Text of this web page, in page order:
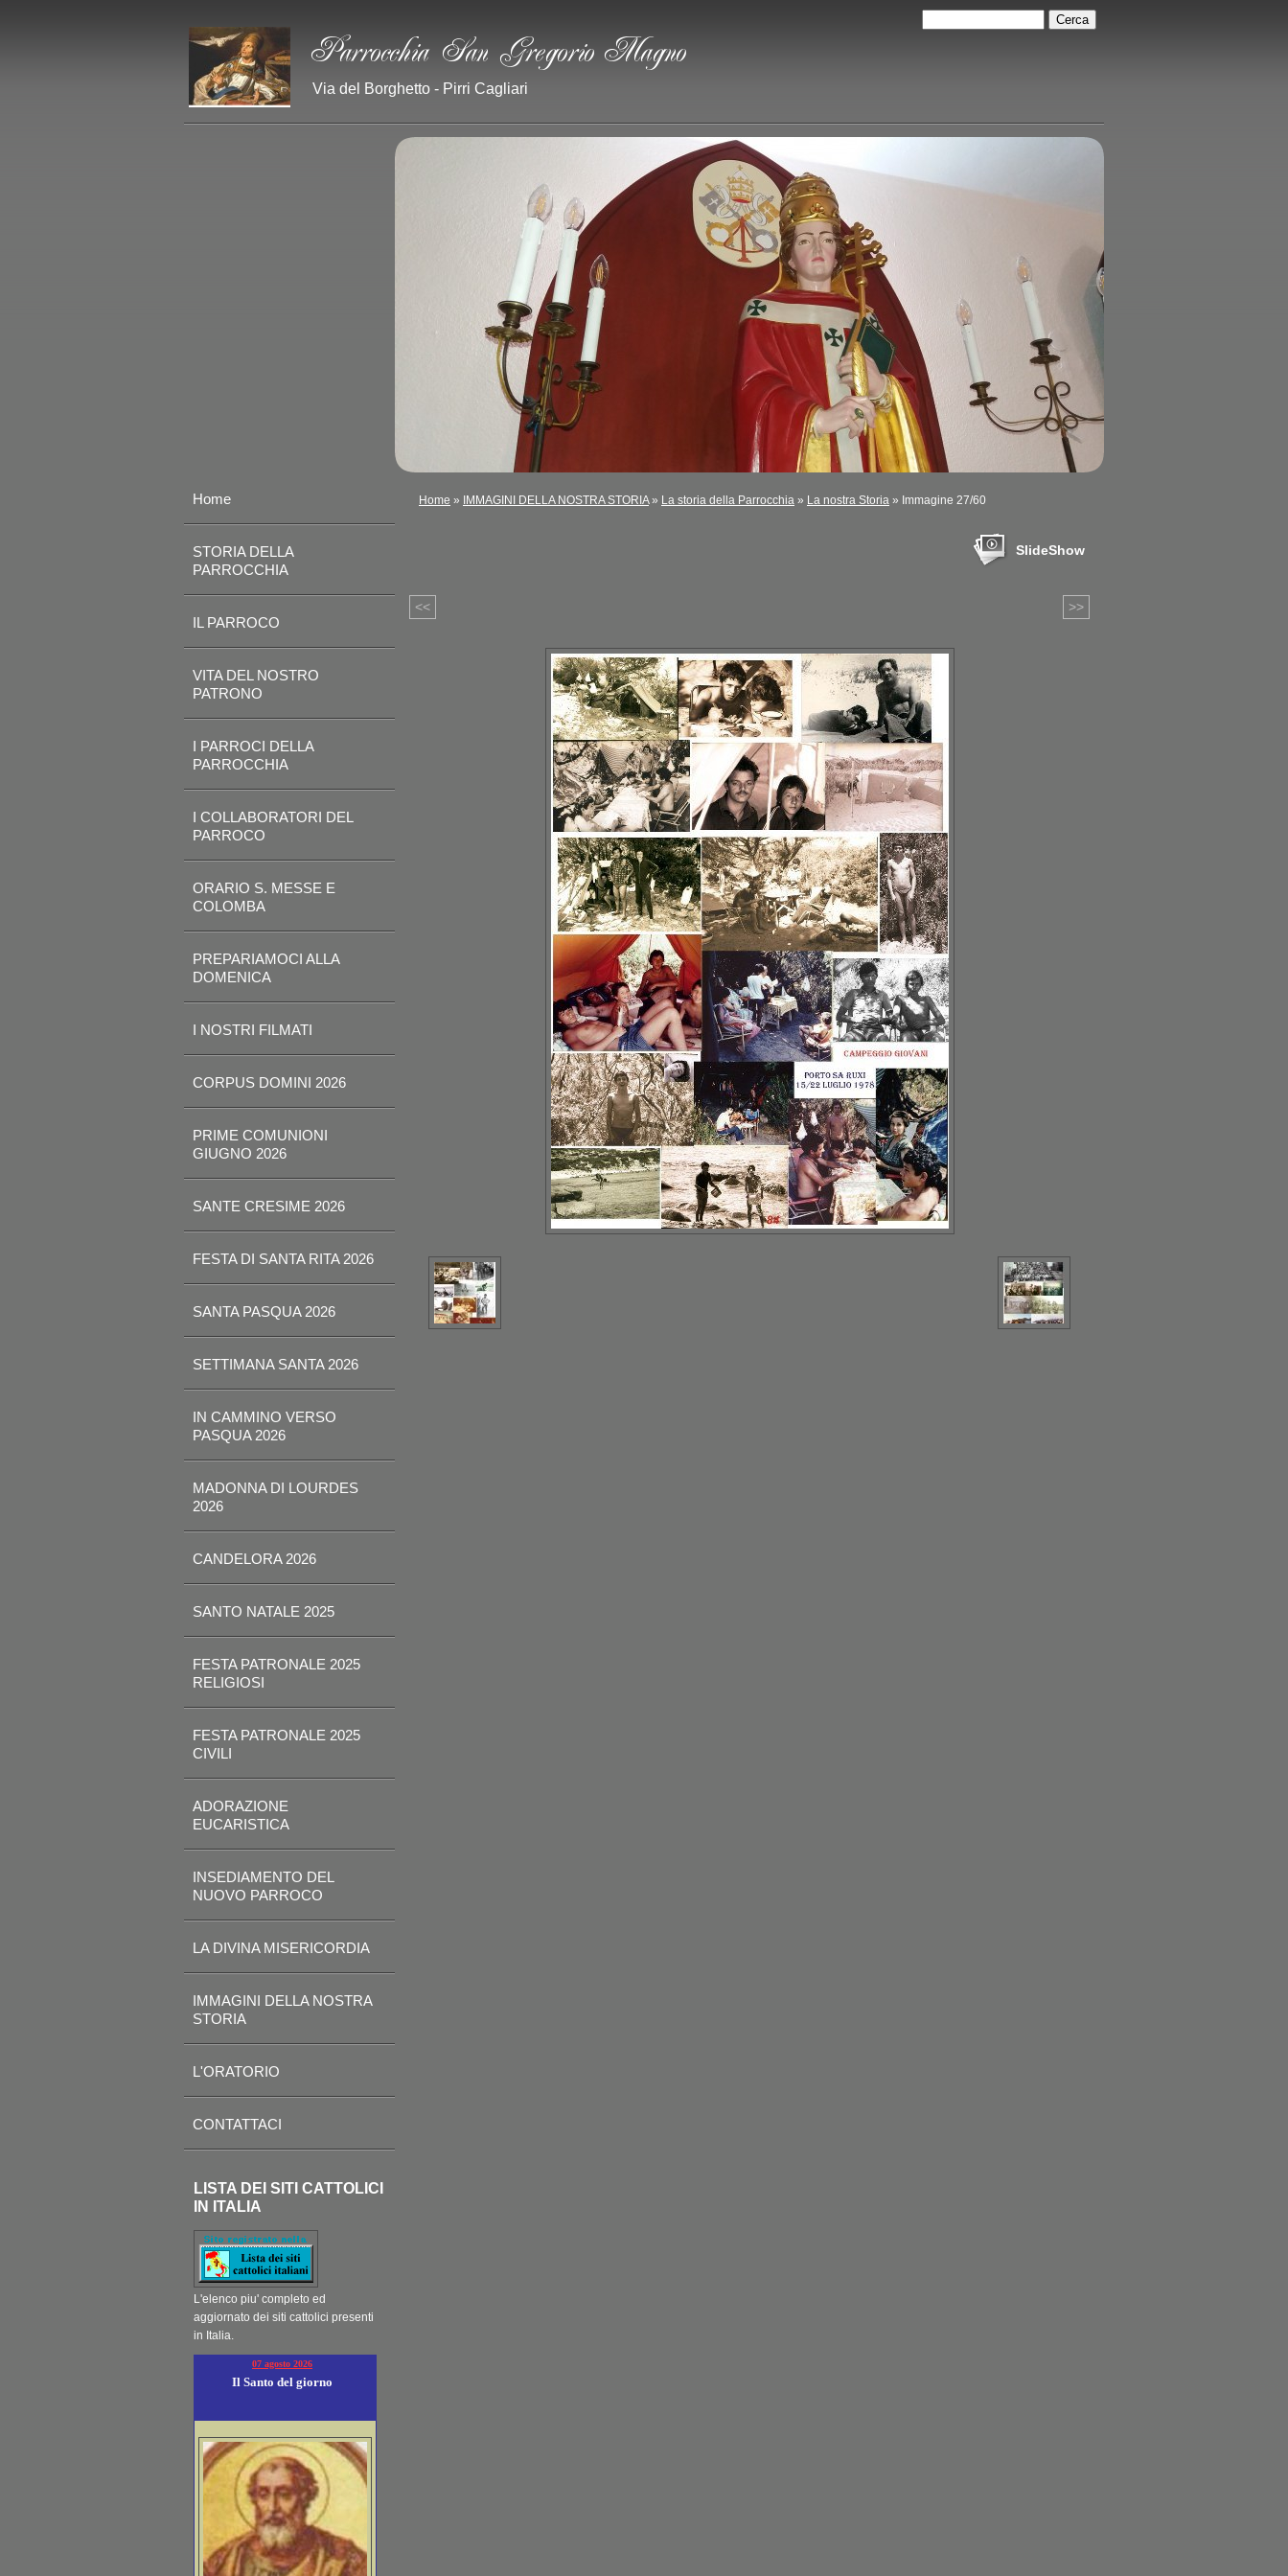
Via del Borghetto - Pirri Cagliari
Home » IMMAGINI DELLA NOSTRA STORIA» La storia della Parrocchia » La nostra Storia » Immagine 27/60
SlideShow
<< >>
Home
STORIA DELLA
PARROCCHIA
IL PARROCO
VITA DEL NOSTRO
PATRONO
I PARROCI DELLA
PARROCCHIA
I COLLABORATORI DEL
PARROCO
ORARIO S. MESSE E
COLOMBA
PREPARIAMOCI ALLA
DOMENICA
I NOSTRI FILMATI
CORPUS DOMINI 2026
PRIME COMUNIONI
GIUGNO 2026
SANTE CRESIME 2026
FESTA DI SANTA RITA 2026
SANTA PASQUA 2026
SETTIMANA SANTA 2026
IN CAMMINO VERSO
PASQUA 2026
MADONNA DI LOURDES
2026
CANDELORA 2026
SANTO NATALE 2025
FESTA PATRONALE 2025
RELIGIOSI
FESTA PATRONALE 2025
CIVILI
ADORAZIONE
EUCARISTICA
INSEDIAMENTO DEL
NUOVO PARROCO
LA DIVINA MISERICORDIA
IMMAGINI DELLA NOSTRA
STORIA
L'ORATORIO
CONTATTACI
LISTA DEI SITI CATTOLICI
IN ITALIA
L'elenco piu' completo ed
aggiornato dei siti cattolici presenti
in Italia.
07 agosto 2026
Il Santo del giorno